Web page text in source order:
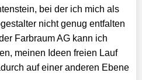
bei der ich mich als
nicht genug entfalten
Farbraum AG kann ich
meinen Ideen freien Lauf
auf einer anderen Ebene